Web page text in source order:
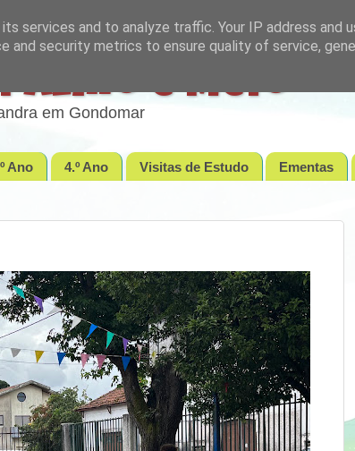
e Meio
em Gondomar
Ano 4.º Ano Visitas de Estudo Ementas
services and to analyze traffic. Your IP address and
and security metrics to ensure quality of service,